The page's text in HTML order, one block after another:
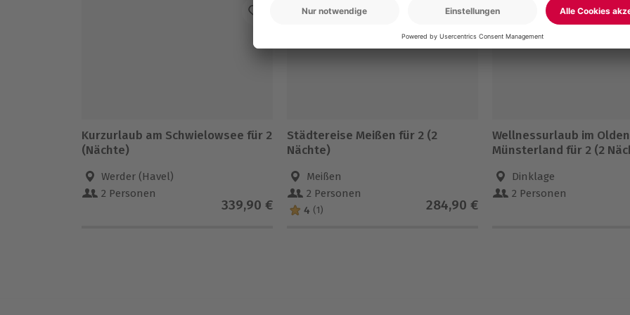
Kurzurlaub am Schwielowsee für 2
(Nächte)
Werder (Havel)
2 Personen
339,90 €
-15% CLUB DEAL
Städtereise Meißen für 2 (2
Nächte)
Meißen
2 Personen
4 (1) 284,90 €
Wellnessurlaub im
Münsterland für 2 (2
Dinklage
2 Personen